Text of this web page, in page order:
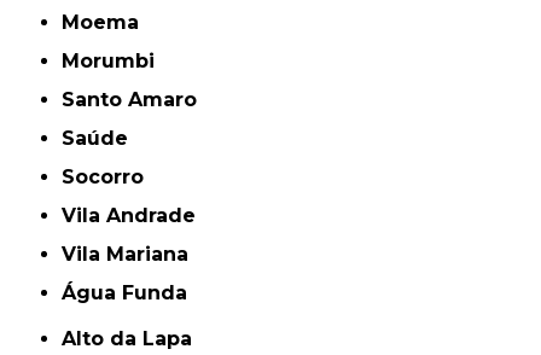
Moema
Morumbi
Santo Amaro
Saúde
Socorro
Vila Andrade
Vila Mariana
Água Funda
Alto da Lapa